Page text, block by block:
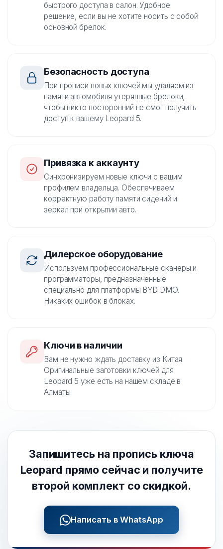
быстрого доступа в салон. Удобное
решение, если вы не хотите носить с собой
основной брелок.
Безопасность доступа
При прописи новых ключей мы удаляем из
памяти автомобиля утерянные брелоки,
чтобы никто посторонний не смог получить
доступ к вашему Leopard 5.
Привязка к аккаунту
Синхронизируем новые ключи с вашим
профилем владельца. Обеспечиваем
корректную работу памяти сидений и
зеркал при открытии авто.
Дилерское оборудование
Используем профессиональные сканеры и
программаторы, предназначенные
специально для платформы BYD DMO.
Никаких ошибок в блоках.
Ключи в наличии
Вам не нужно ждать доставку из Китая.
Оригинальные заготовки ключей для
Leopard 5 уже есть на нашем складе в
Алматы.
Запишитесь на пропись ключа
Leopard прямо сейчас и получите
второй комплект со скидкой.
Написать в WhatsApp